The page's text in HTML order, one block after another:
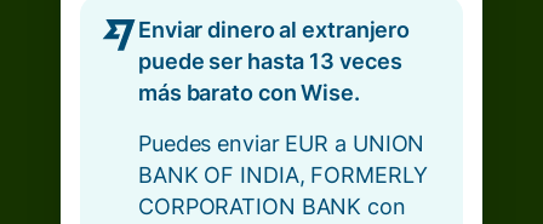
Enviar dinero al extranjero
puede ser hasta 13 veces
más barato con Wise.
Puedes enviar EUR a UNION
BANK OF INDIA, FORMERLY
CORPORATION BANK con